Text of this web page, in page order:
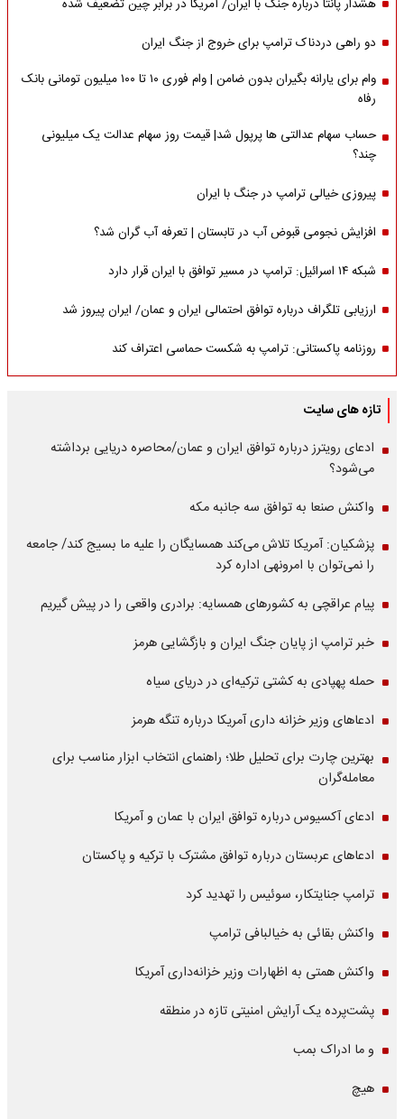
هشدار پانتا درباره جنگ با ایران/ آمریکا در برابر چین تضعیف شده
دو راهی دردناک ترامپ برای خروج از جنگ ایران
وام برای یارانه بگیران بدون ضامن | وام فوری ۱۰ تا ۱۰۰ میلیون تومانی بانک
رفاه
حساب سهام عدالتی ها پرپول شد| قیمت روز سهام عدالت یک میلیونی
چند؟
پیروزی خیالی ترامپ در جنگ با ایران
افزایش نجومی قبوض آب در تابستان | تعرفه آب گران شد؟
شبکه ۱۴ اسرائیل: ترامپ در مسیر توافق با ایران قرار دارد
ارزیابی تلگراف درباره توافق احتمالی ایران و عمان/ ایران پیروز شد
روزنامه پاکستانی: ترامپ به شکست حماسی اعتراف کند
تازه های سایت
ادعای رویترز درباره توافق ایران و عمان/محاصره دریایی برداشته
می‌شود؟
واکنش صنعا به توافق سه جانبه مکه
پزشکیان: آمریکا تلاش می‌کند همسایگان را علیه ما بسیج کند/ جامعه
را نمی‌توان با امرونهی اداره کرد
پیام عراقچی به کشورهای همسایه: برادری واقعی را در پیش گیریم
خبر ترامپ از پایان جنگ ایران و بازگشایی هرمز
حمله پهپادی به کشتی ترکیه‌ای در دریای سیاه
ادعاهای وزیر خزانه داری آمریکا درباره تنگه هرمز
بهترین چارت برای تحلیل طلا؛ راهنمای انتخاب ابزار مناسب برای
معامله‌گران
ادعای آکسیوس درباره توافق ایران با عمان و آمریکا
ادعاهای عربستان درباره توافق مشترک با ترکیه و پاکستان
ترامپ جنایتکار، سوئیس را تهدید کرد
واکنش بقائی به خیالبافی ترامپ
واکنش همتی به اظهارات وزیر خزانه‌داری آمریکا
پشت‌پرده یک آرایش امنیتی تازه در منطقه
و ما ادراک بمب
هیچ